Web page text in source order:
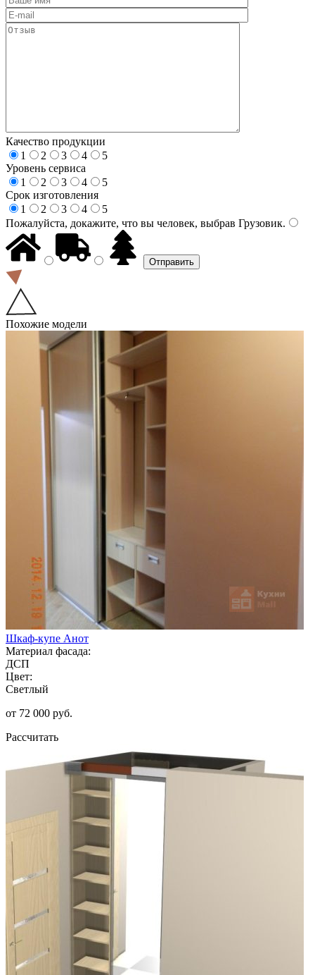
Качество продукции
1
2 3 4
5
Уровень сервиса
1
2 3 4
5
Срок изготовления
1
2 3 4
5
Пожалуйста, докажите, что вы человек, выбрав Грузовик.
Похожие модели
Шкаф-купе Анот
Материал фасада:
ДСП
Цвет:
Светлый
от 72 000 руб.
Рассчитать